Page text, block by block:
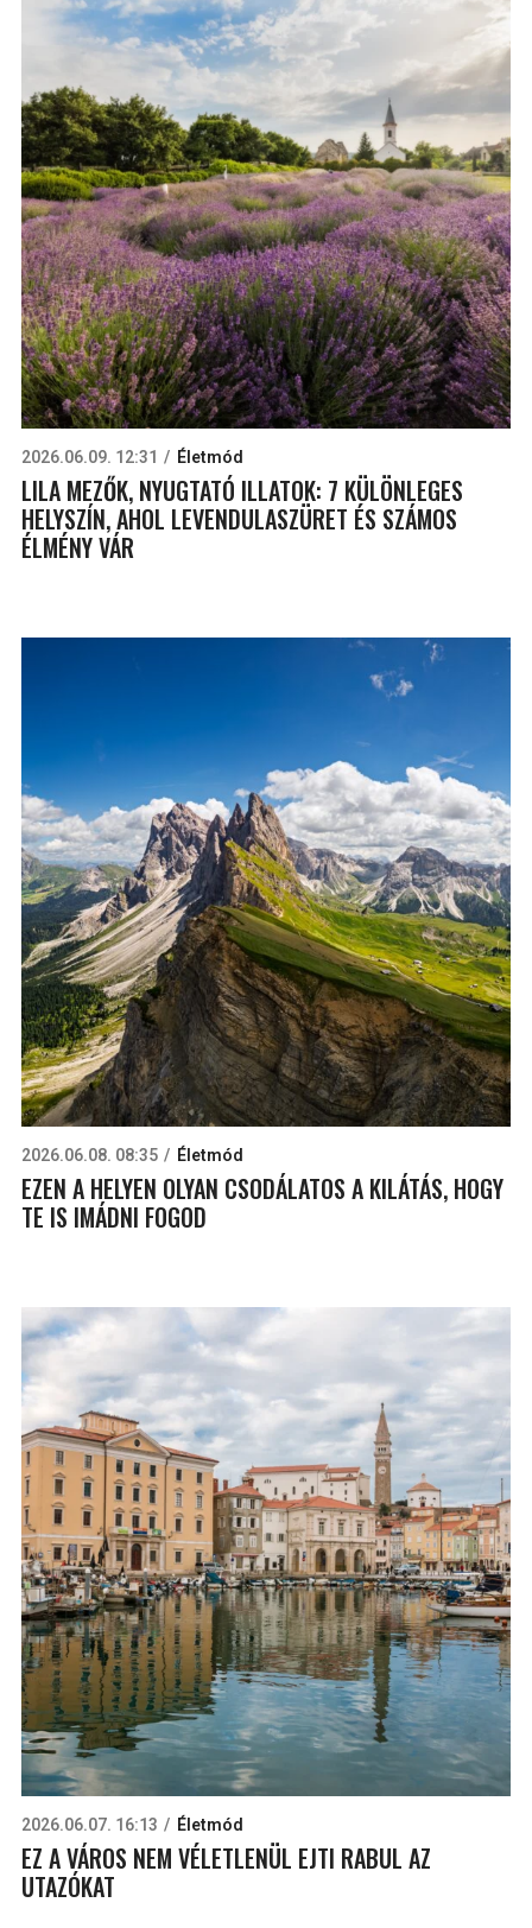
2026.06.09. 12:31 Életmód
LILA MEZŐK, NYUGTATÓ ILLATOK: 7 KÜLÖNLEGES
HELYSZÍN, AHOL LEVENDULASZÜRET ÉS SZÁMOS
ÉLMÉNY VÁR
2026.06.08. 08:35 Életmód
EZEN A HELYEN OLYAN CSODÁLATOS A KILÁTÁS, HOGY
TE IS IMÁDNI FOGOD
2026.06.07. 16:13 Életmód
EZ A VÁROS NEM VÉLETLENÜL EJTI RABUL AZ
UTAZÓKAT